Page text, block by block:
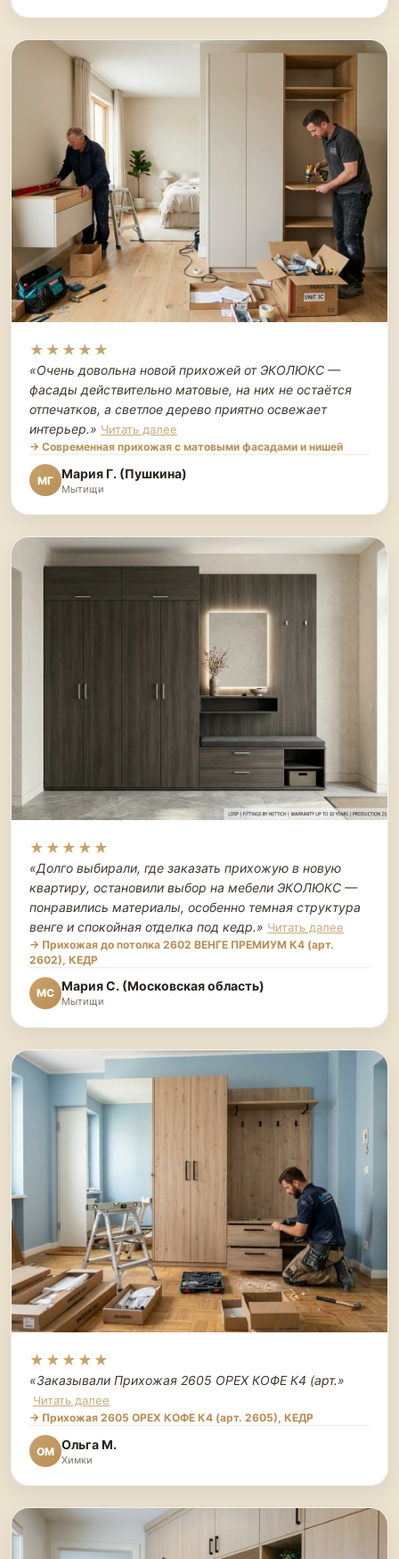
★★★★★
«Очень довольна новой прихожей от ЭКОЛЮКС —
фасады действительно матовые, на них не остаётся
отпечатков, а светлое дерево приятно освежает
интерьер.» Читать далее
→ Современная прихожая с матовыми фасадами и нишей
МГ Мария Г. (Пушкина)
Мытищи
★★★★★
«Долго выбирали, где заказать прихожую в новую
квартиру, остановили выбор на мебели ЭКОЛЮКС —
понравились материалы, особенно темная структура
венге и спокойная отделка под кедр.» Читать далее
→ Прихожая до потолка 2602 ВЕНГЕ ПРЕМИУМ К4 (арт.
2602), КЕДР
МС Мария С. (Московская область)
Мытищи
★★★★★
«Заказывали Прихожая 2605 ОРЕХ КОФЕ К4 (арт.»
Читать далее
→ Прихожая 2605 ОРЕХ КОФЕ К4 (арт. 2605), КЕДР
ОМ Ольга М.
Химки